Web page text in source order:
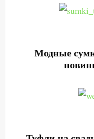
Модные